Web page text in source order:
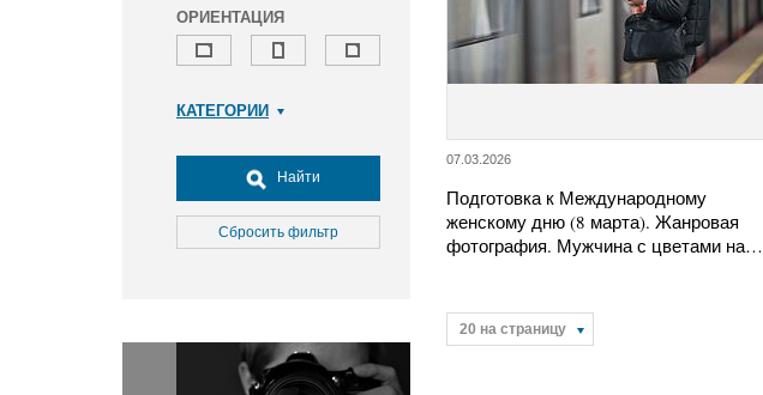
ОРИЕНТАЦИЯ
КАТЕГОРИИ
Досуг, туризм и отдых
Культура
Медицина
Окружающая среда
Политика
Найти
Сбросить фильтр
07.03.2026
Подготовка к Международному
женскому дню (8 марта). Жанровая
фотография. Мужчина с цветами на…
20 на страницу